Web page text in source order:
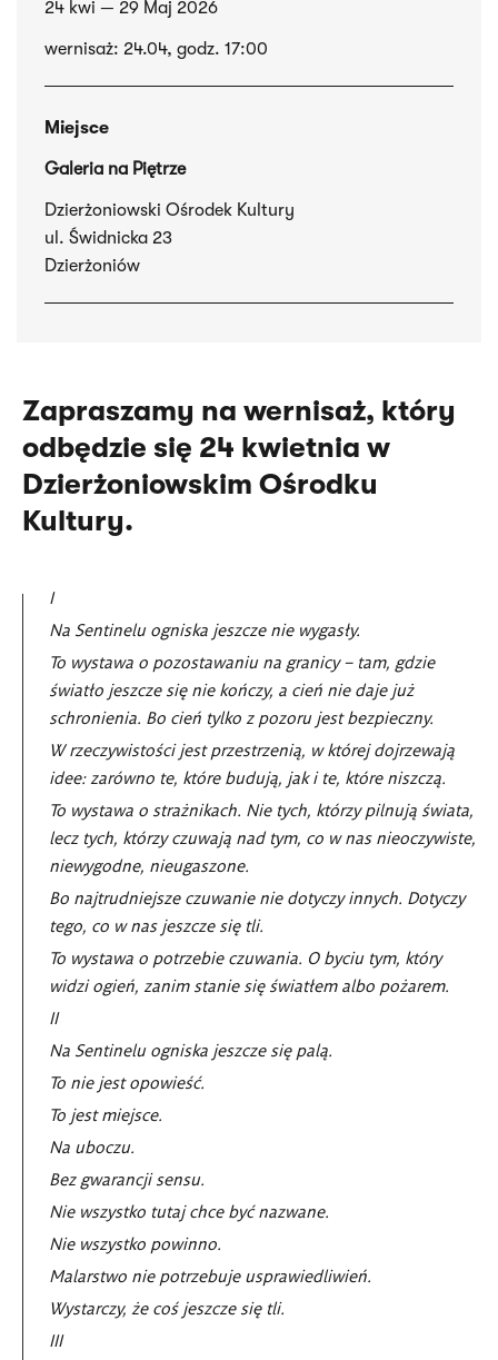
24 kwi — 29 Maj 2026
wernisaż: 24.04, godz. 17:00
Miejsce
Galeria na Piętrze
Dzierżoniowski Ośrodek Kultury
ul. Świdnicka 23
Dzierżoniów
Zapraszamy na wernisaż, który
odbędzie się 24 kwietnia w
Dzierżoniowskim Ośrodku
Kultury.
I
Na Sentinelu ogniska jeszcze nie wygasły.
To wystawa o pozostawaniu na granicy – tam, gdzie
światło jeszcze się nie kończy, a cień nie daje już
schronienia. Bo cień tylko z pozoru jest bezpieczny.
W rzeczywistości jest przestrzenią, w której dojrzewają
idee: zarówno te, które budują, jak i te, które niszczą.
To wystawa o strażnikach. Nie tych, którzy pilnują świata,
lecz tych, którzy czuwają nad tym, co w nas nieoczywiste,
niewygodne, nieugaszone.
Bo najtrudniejsze czuwanie nie dotyczy innych. Dotyczy
tego, co w nas jeszcze się tli.
To wystawa o potrzebie czuwania. O byciu tym, który
widzi ogień, zanim stanie się światłem albo pożarem.
II
Na Sentinelu ogniska jeszcze się palą.
To nie jest opowieść.
To jest miejsce.
Na uboczu.
Bez gwarancji sensu.
Nie wszystko tutaj chce być nazwane.
Nie wszystko powinno.
Malarstwo nie potrzebuje usprawiedliwień.
Wystarczy, że coś jeszcze się tli.
III